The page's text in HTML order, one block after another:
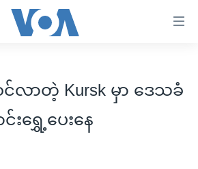
လာတဲ့ Kursk မှာ ဒေသခံ
င်းရွှေ့ပေးနေ